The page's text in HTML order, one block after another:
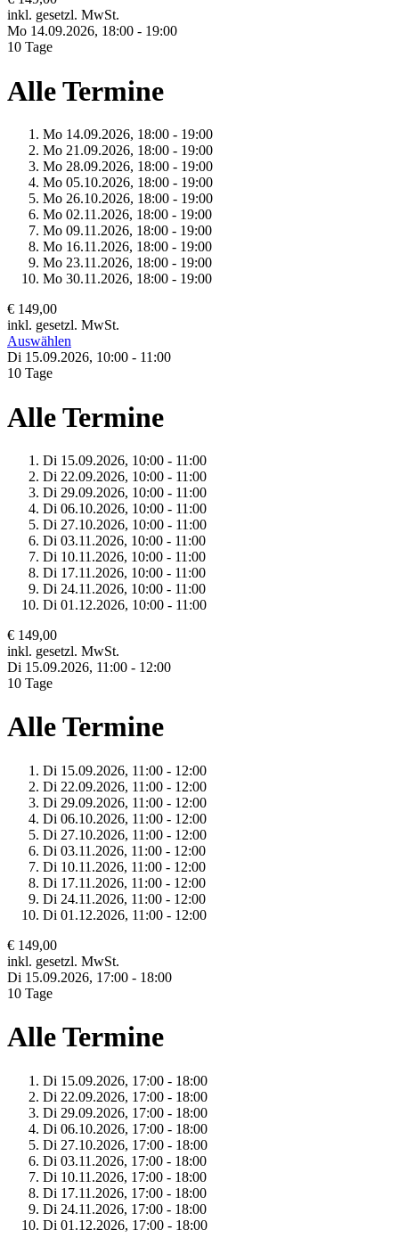
inkl. gesetzl. MwSt.
Mo 14.09.2026, 18:00 - 19:00
10 Tage
Alle Termine
Mo 14.09.2026, 18:00 - 19:00
Mo 21.09.2026, 18:00 - 19:00
Mo 28.09.2026, 18:00 - 19:00
Mo 05.10.2026, 18:00 - 19:00
Mo 26.10.2026, 18:00 - 19:00
Mo 02.11.2026, 18:00 - 19:00
Mo 09.11.2026, 18:00 - 19:00
Mo 16.11.2026, 18:00 - 19:00
Mo 23.11.2026, 18:00 - 19:00
Mo 30.11.2026, 18:00 - 19:00
€ 149,00
inkl. gesetzl. MwSt.
Auswählen
Di 15.09.2026, 10:00 - 11:00
10 Tage
Alle Termine
Di 15.09.2026, 10:00 - 11:00
Di 22.09.2026, 10:00 - 11:00
Di 29.09.2026, 10:00 - 11:00
Di 06.10.2026, 10:00 - 11:00
Di 27.10.2026, 10:00 - 11:00
Di 03.11.2026, 10:00 - 11:00
Di 10.11.2026, 10:00 - 11:00
Di 17.11.2026, 10:00 - 11:00
Di 24.11.2026, 10:00 - 11:00
Di 01.12.2026, 10:00 - 11:00
€ 149,00
inkl. gesetzl. MwSt.
Di 15.09.2026, 11:00 - 12:00
10 Tage
Alle Termine
Di 15.09.2026, 11:00 - 12:00
Di 22.09.2026, 11:00 - 12:00
Di 29.09.2026, 11:00 - 12:00
Di 06.10.2026, 11:00 - 12:00
Di 27.10.2026, 11:00 - 12:00
Di 03.11.2026, 11:00 - 12:00
Di 10.11.2026, 11:00 - 12:00
Di 17.11.2026, 11:00 - 12:00
Di 24.11.2026, 11:00 - 12:00
Di 01.12.2026, 11:00 - 12:00
€ 149,00
inkl. gesetzl. MwSt.
Di 15.09.2026, 17:00 - 18:00
10 Tage
Alle Termine
Di 15.09.2026, 17:00 - 18:00
Di 22.09.2026, 17:00 - 18:00
Di 29.09.2026, 17:00 - 18:00
Di 06.10.2026, 17:00 - 18:00
Di 27.10.2026, 17:00 - 18:00
Di 03.11.2026, 17:00 - 18:00
Di 10.11.2026, 17:00 - 18:00
Di 17.11.2026, 17:00 - 18:00
Di 24.11.2026, 17:00 - 18:00
Di 01.12.2026, 17:00 - 18:00